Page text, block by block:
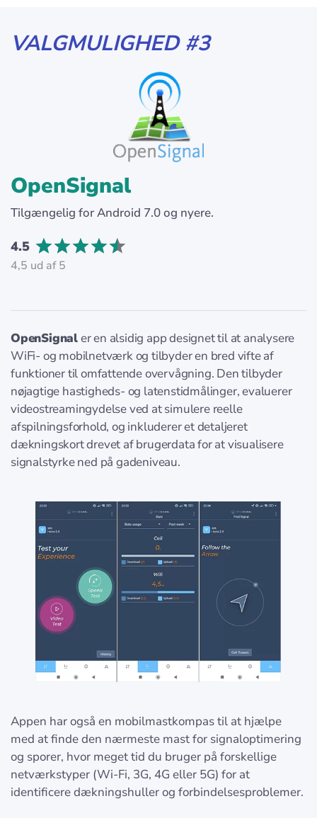
VALGMULIGHED #3
OpenSignal
Tilgængelig for Android 7.0 og nyere.
4.5
4,5 ud af 5
OpenSignaler en alsidig app designet til at analysere
WiFi- og mobilnetværk og tilbyder en bred vifte af
funktioner til omfattende overvågning. Den tilbyder
nøjagtige hastigheds- og latenstidmålinger, evaluerer
videostreamingydelse ved at simulere reelle
afspilningsforhold, og inkluderer et detaljeret
dækningskort drevet af brugerdata for at visualisere
signalstyrke ned på gadeniveau.
Appen har også en mobilmastkompas til at hjælpe
med at finde den nærmeste mast for signaloptimering
og sporer, hvor meget tid du bruger på forskellige
netværkstyper (Wi-Fi, 3G, 4G eller 5G) for at
identificere dækningshuller og forbindelsesproblemer.